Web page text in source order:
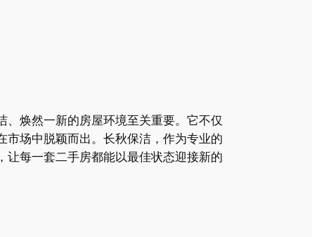
焕然一新的房屋环境至关重要。它不仅
场中脱颖而出。长秋保洁，作为专业的
每一套二手房都能以最佳状态迎接新的